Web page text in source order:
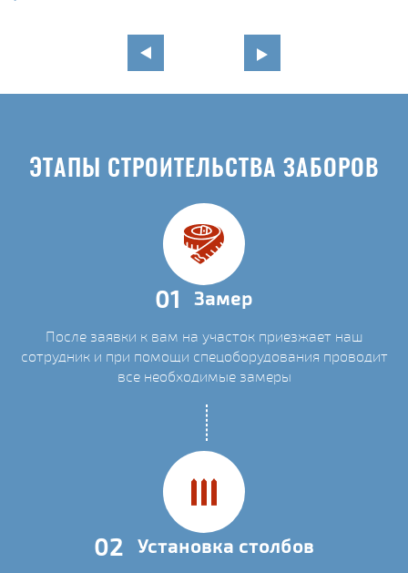
ЭТАПЫ СТРОИТЕЛЬСТВА ЗАБОРОВ
01 Замер
После заявки к вам на участок приезжает наш
сотрудник и при помощи спецоборудования проводит
все необходимые замеры
02 Установка столбов